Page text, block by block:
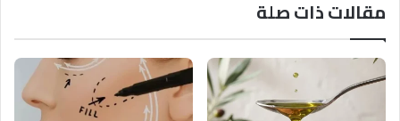
مقالات ذات صلة